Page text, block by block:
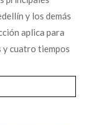
y los demás
aplica para
y cuatro tiempos